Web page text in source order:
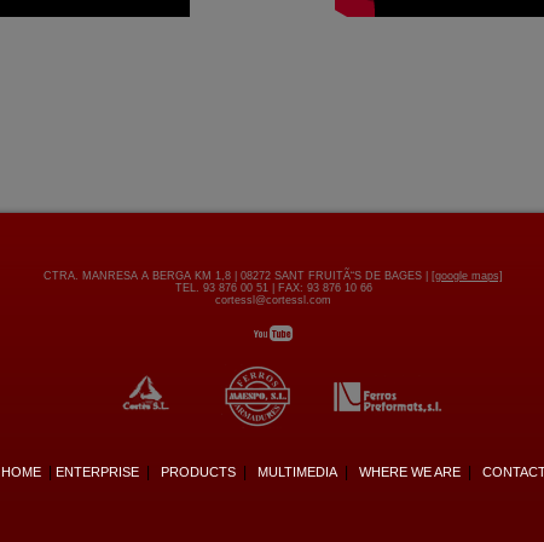
CTRA. MANRESA A BERGA KM 1,8 | 08272 SANT FRUITÃ“S DE BAGES | [google maps]
TEL. 93 876 00 51 | FAX: 93 876 10 66
cortessl@cortessl.com
HOME| ENTERPRISE| PRODUCTS| MULTIMEDIA| WHERE WE ARE|